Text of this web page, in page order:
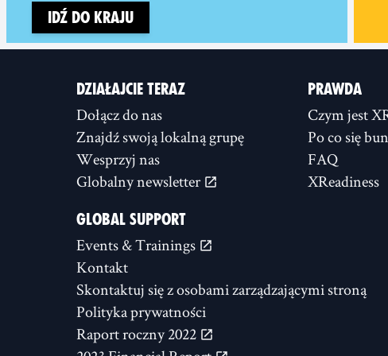
Idź do kraju
DZIAŁAJCIE TERAZ
Dołącz do nas
Znajdź swoją lokalną grupę
Wesprzyj nas
Globalny newsletter
PRAWDA
Czym jest
Po co się
FAQ
XReadiness
GLOBAL SUPPORT
Events & Trainings
Kontakt
Skontaktuj się z osobami zarządzającymi stroną
Polityka prywatności
Raport roczny 2022